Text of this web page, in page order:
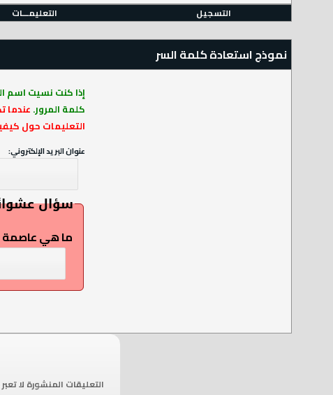
التسجيل
التعليمـــات
نموذج استعادة كلمة السر
إذا كنت نسيت اسم
كلمة المرور. عندما
التعليمات حول
عنوان البريد الإلكتروني:
سؤال
ما هي عاصمة
التعليقات المنشورة لا